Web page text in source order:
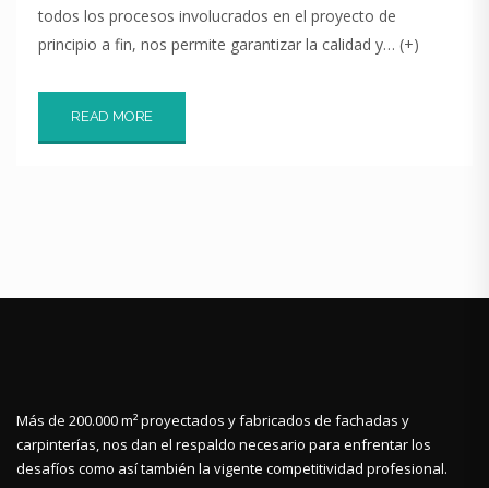
todos los procesos involucrados en el proyecto de
principio a fin, nos permite garantizar la calidad y… (+)
READ MORE
Más de 200.000 m² proyectados y fabricados de fachadas y
carpinterías, nos dan el respaldo necesario para enfrentar los
desafíos como así también la vigente competitividad profesional.